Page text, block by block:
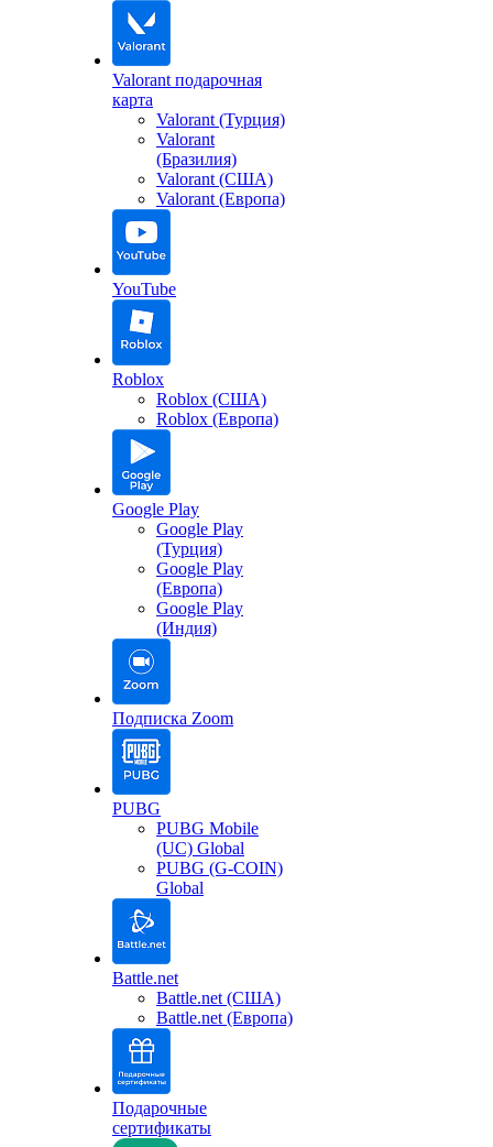
Valorant подарочная
карта
Valorant (Турция)
Valorant
(Бразилия)
Valorant (США)
Valorant (Европа)
YouTube
Roblox
Roblox (США)
Roblox (Европа)
Google Play
Google Play
(Турция)
Google Play
(Европа)
Google Play
(Индия)
Подписка Zoom
PUBG
PUBG Mobile
(UC) Global
PUBG (G-COIN)
Global
Battle.net
Battle.net (США)
Battle.net (Европа)
Подарочные
сертификаты